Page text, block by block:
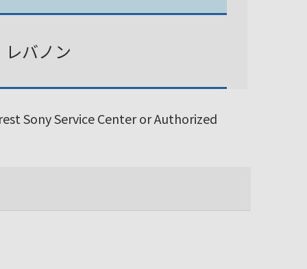
バノン
Sony Service Center or Authorized